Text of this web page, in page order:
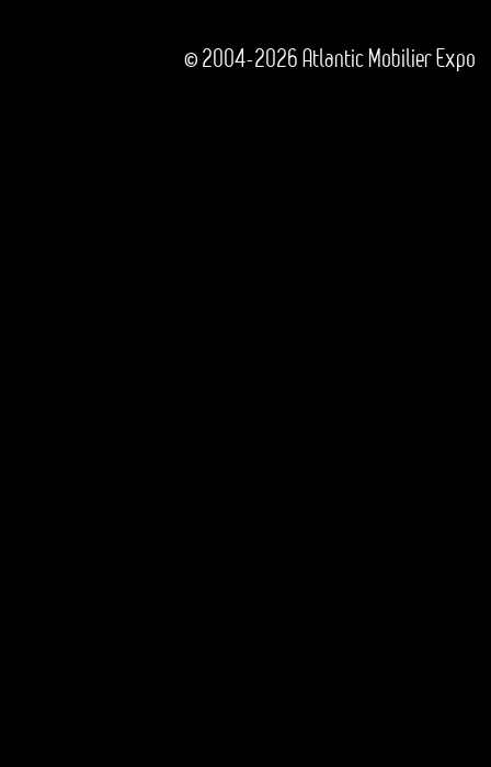
© 2004-2026 Atlantic Mobilier Expo